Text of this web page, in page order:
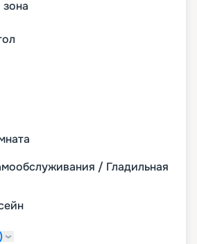
/ Гладильная